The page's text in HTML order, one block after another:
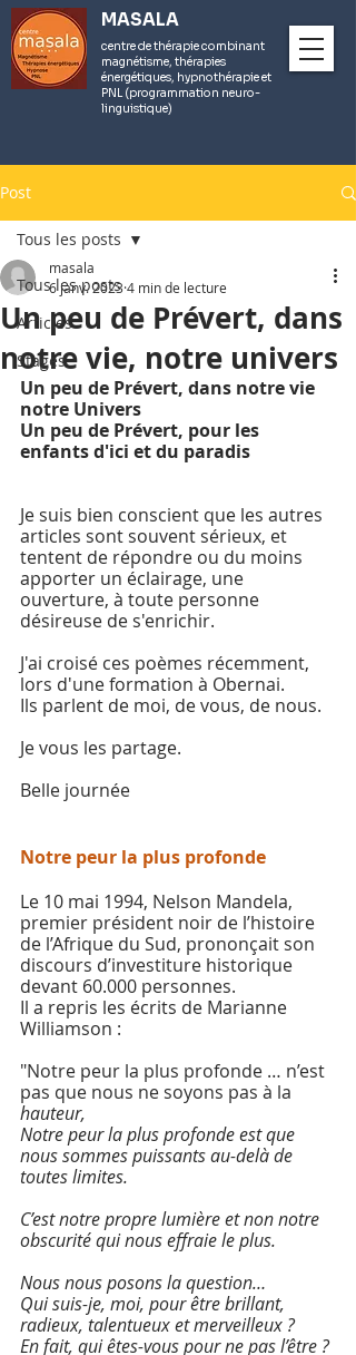
MASALA
centre de thérapie combinant
magnétisme, thérapies
énergétiques, hypnothérapie et
PNL (programmation neuro-
linguistique)
Post
Tous les posts
Articles
Stages
Tous les posts
Un peu de Prévert, dans
notre vie, notre univers
masala
6 janv. 2023 4 min de lecture
Un peu de Prévert, dans notre vie
notre Univers
Un peu de Prévert, pour les
enfants d'ici et du paradis
Je suis bien conscient que les autres
articles sont souvent sérieux, et
tentent de répondre ou du moins
apporter un éclairage, une
ouverture, à toute personne
désireuse de s'enrichir.
J'ai croisé ces poèmes récemment,
lors d'une formation à Obernai.
Ils parlent de moi, de vous, de nous.
Je vous les partage.
Belle journée
Notre peur la plus profonde
Le 10 mai 1994, Nelson Mandela,
premier président noir de l’histoire
de l’Afrique du Sud, prononçait son
discours d’investiture historique
devant 60.000 personnes.
Il a repris les écrits de Marianne
Williamson :
″Notre peur la plus profonde … n’est
pas que nous ne soyons pas à la
hauteur,
Notre peur la plus profonde est que
nous sommes puissants au-delà de
toutes limites.
C’est notre propre lumière et non notre
obscurité qui nous effraie le plus.
Nous nous posons la question…
Qui suis-je, moi, pour être brillant,
radieux, talentueux et merveilleux ?
En fait, qui êtes-vous pour ne pas l’être ?